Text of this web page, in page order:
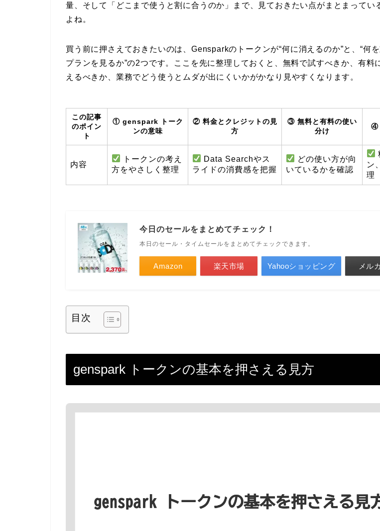
量、そして「どこまで使うと割に合うのか」まで、見ておきたい点がまとまってい
よね。
買う前に押さえておきたいのは、Gensparkのトークンが“何に消えるのか”と、“何
プランを見るか”の2つです。ここを先に整理しておくと、無料で試すべきか、有料
えるべきか、業務でどう使うとムダが出にくいかがかなり見やすくなります。
この記事
のポイン
ト
① genspark トーク
ンの意味
② 料金とクレジットの見
方
③ 無料と有料の使い
分け
④
内容
トークンの考え
方をやさしく整理
Data Searchやス
ライドの消費感を把握
どの使い方が向
いているかを確認
ン
理
今日のセールをまとめてチェック！
本日のセール・タイムセールをまとめてチェックできます。
Amazon 楽天市場 Yahooショッピング メル
目次
genspark トークンの基本を押さえる見方